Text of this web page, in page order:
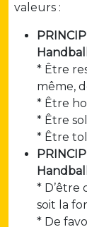
valeurs :
* Être
même,
* Être
* Être
* Être
Handball
* D’être
soit la
* De